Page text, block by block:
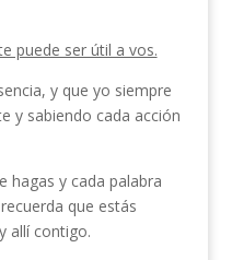
puede ser útil a vos.
y que yo siempre
y sabiendo cada acción
hagas y cada palabra
que estás
allí contigo.